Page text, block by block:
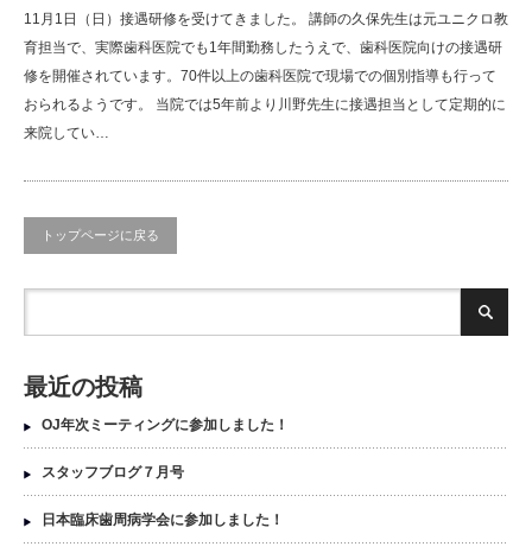
11月1日（日）接遇研修を受けてきました。 講師の久保先生は元ユニクロ教
育担当で、実際歯科医院でも1年間勤務したうえで、歯科医院向けの接遇研
修を開催されています。70件以上の歯科医院で現場での個別指導も行って
おられるようです。 当院では5年前より川野先生に接遇担当として定期的に
来院してい…
トップページに戻る
最近の投稿
OJ年次ミーティングに参加しました！
スタッフブログ７月号
日本臨床歯周病学会に参加しました！